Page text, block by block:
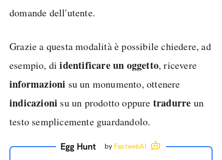
domande dell'utente.
Grazie a questa modalità è possibile chiedere, ad
esempio, diidentificare un oggetto, ricevere
informazioni su un monumento, ottenere
indicazioni su un prodotto oppure tradurre un
testo semplicemente guardandolo.
Egg Hunt by FastwebAI